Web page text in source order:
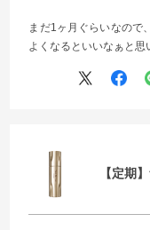
まだ1ヶ月ぐらいなので
よくなるといいなぁと思
【定期